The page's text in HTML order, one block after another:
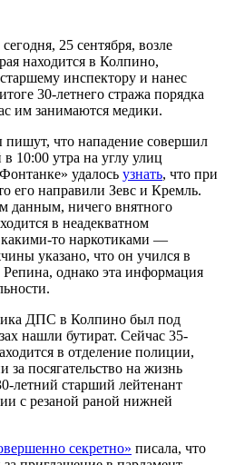
25 сентября, возле
находится в Колпино,
инспектору и нанес
30-летнего стража порядка
им занимаются медики.
что нападение совершил
10:00 утра на углу улиц
удалось узнать, что при
его направили Зевс и Кремль.
данным, ничего внятного
в неадекватном
то наркотиками —
указано, что он учился в
однако эта информация
ДПС в Колпино был под
нашли бутират. Сейчас 35-
в отделение полиции,
за посягательство на жизнь
летний старший лейтенант
с резаной раной нижней
секретно» писала, что